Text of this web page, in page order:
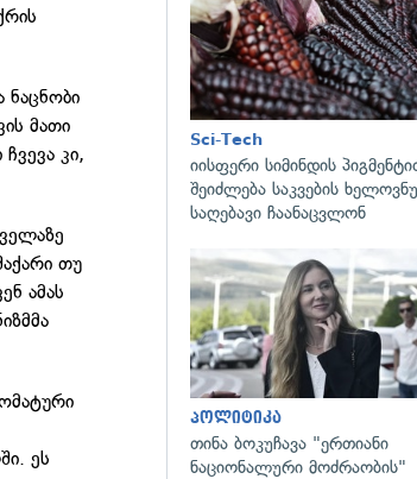
ნაცნობი
მათი
კი,
თუ
ამას
ეს
Sci-Tech
იისფერი სიმინდის
შეიძლება საკვების
საღებავი ჩაანაცვლონ
პოლიტიკა
თინა ბოკუჩავა "ერთიანი
ნაციონალური მოძრაობის"